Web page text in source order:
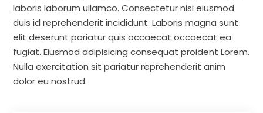
laboris laborum ullamco. Consectetur nisi eiusmod
duis id reprehenderit incididunt. Laboris magna sunt
elit deserunt pariatur quis occaecat occaecat ea
fugiat. Eiusmod adipisicing consequat proident Lorem.
Nulla exercitation sit pariatur reprehenderit anim
dolor eu nostrud.